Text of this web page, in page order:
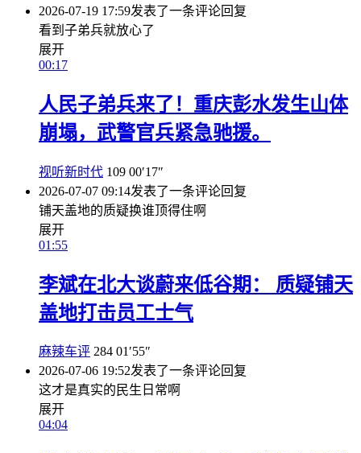
2026-07-19 17:59发表了一条评论回复
看到子弟兵就放心了
展开
00:17
人民子弟兵来了！重庆彭水发生山体
崩塌，武警官兵紧急驰援。
视听新时代 109 00′17″
2026-07-07 09:14发表了一条评论回复
铺天盖地的质疑换谁顶得住啊
展开
01:55
李斌在北大谈蔚来低谷期： 质疑铺天
盖地打击员工士气
麻辣车评 284 01′55″
2026-07-06 19:52发表了一条评论回复
这才是真实的民生日常啊
展开
04:04